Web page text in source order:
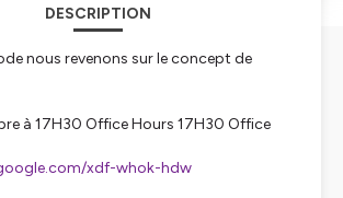
DESCRIPTION
nous revenons sur le concept de
à 17H30 Office Hours 17H30 Office
xdf-whok-hdw